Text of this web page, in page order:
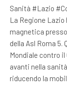
Sanità #Lazio
La Regione
magnetica
della Asl Roma
Mondiale contro
avanti nella
riducendo la